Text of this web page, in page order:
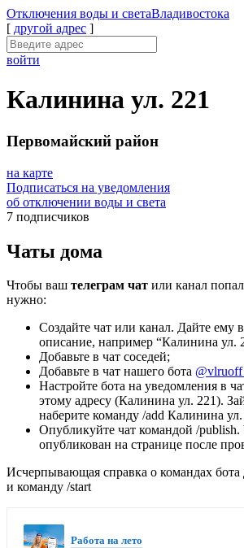
Отключения воды и светаВладивостока
[ другой адрес ]
войти
Калинина ул. 221
Первомайский район
на карте
Подписаться на уведомления
об отключении воды и света
7 подписчиков
Чаты дома
Чтобы ваш телеграм чат или канал
нужно:
Создайте чат или канал. Дайте ему
описание, например “Калинина ул.
Добавьте в чат соседей;
Добавьте в чат нашего бота
Настройте бота на уведомления в
этому адресу (Калинина ул. 221).
наберите команду /add Калинина
Опубликуйте чат командой /publish.
опубликован на странице после
Исчерпывающая справка о командах бота
и команду /start
Работа на лето